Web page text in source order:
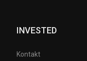
INVESTED
Kontakt